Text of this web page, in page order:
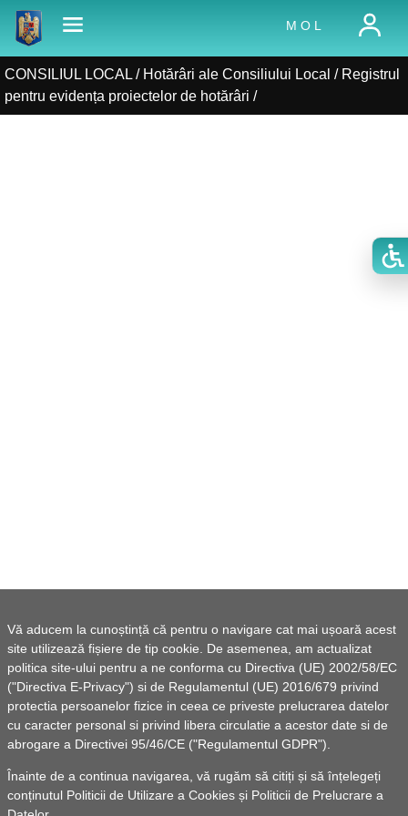
Vă aducem la cunoștință că pentru o navigare cat mai ușoară acest
site utilizează fișiere de tip cookie. De asemenea, am actualizat
politica site-ului pentru a ne conforma cu Directiva (UE) 2002/58/EC
("Directiva E-Privacy") si de Regulamentul (UE) 2016/679 privind
protectia persoanelor fizice in ceea ce priveste prelucrarea datelor
cu caracter personal si privind libera circulatie a acestor date si de
abrogare a Directivei 95/46/CE ("Regulamentul GDPR").
Înainte de a continua navigarea, vă rugăm să citiți și să înțelegeți
conținutul Politicii de Utilizare a Cookies și Politicii de Prelucrare a
M O L
CONSILIUL LOCAL / Hotărâri ale Consiliului Local / Registrul
pentru evidența proiectelor de hotărâri /